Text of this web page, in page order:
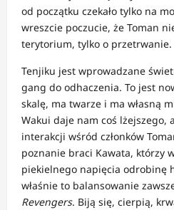
od początku czekało tylko na
wreszcie poczucie, że Toman
terytorium, tylko o przetrwanie.
Tenjiku jest wprowadzane
gang do odhaczenia. To jest
skalę, ma twarze i ma własną
Wakui daje nam coś lżejszego,
interakcji wśród członków
poznanie braci Kawata, którzy
piekielnego napięcia odrobinę
właśnie to balansowanie
Revengers. Biją się, cierpią,